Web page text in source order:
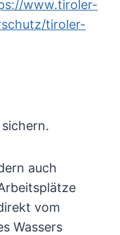
www.tiroler-
tiroler-
auch
vom
Wassers